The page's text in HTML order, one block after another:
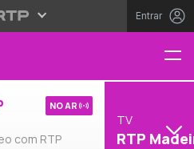
Entrar
com RTP
NO AR
TV
RTP